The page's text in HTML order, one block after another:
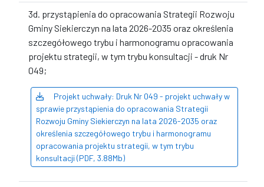
3d. przystąpienia do opracowania Strategii Rozwoju
Gminy Siekierczyn na lata 2026-2035 oraz określenia
szczegółowego trybu i harmonogramu opracowania
projektu strategii, w tym trybu konsultacji - druk Nr
049;
Projekt uchwały: Druk Nr 049 - projekt uchwały w
sprawie przystąpienia do opracowania Strategii
Rozwoju Gminy Siekierczyn na lata 2026-2035 oraz
określenia szczegółowego trybu i harmonogramu
opracowania projektu strategii, w tym trybu
konsultacji (PDF, 3.88Mb)